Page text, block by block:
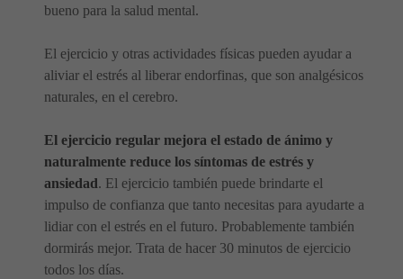
bueno para la salud mental.
El ejercicio y otras actividades físicas pueden ayudar a
aliviar el estrés al liberar endorfinas, que son analgésicos
naturales, en el cerebro.
El ejercicio regular mejora el estado de ánimo y
naturalmente reduce los síntomas de estrés y
ansiedad. El ejercicio también puede brindarte el
impulso de confianza que tanto necesitas para ayudarte a
lidiar con el estrés en el futuro. Probablemente también
dormirás mejor. Trata de hacer 30 minutos de ejercicio
todos los días.